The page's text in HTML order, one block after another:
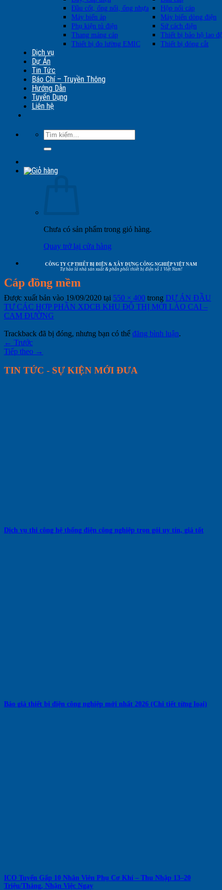
Đầu cốt, ống nối, ống nhựa
Hộp nối cáp
Máy biến áp
Máy biến dòng điện
Phụ kiện tủ điện
Sứ cách điện
Thang máng cáp
Thiết bị bảo hộ lao
Thiết bị đo lường EMIC
Thiết bị đóng cắt
Dịch vụ
Dự Án
Tin Tức
Báo Chí – Truyền Thông
Hướng Dẫn
Tuyển Dụng
Liên hệ
Tìm
kiếm:
Chưa có sản phẩm trong giỏ hàng.
Quay trở lại cửa hàng
CÔNG TY CP THIẾT BỊ ĐIỆN & XÂY DỰNG CÔNG NGHIỆP VIỆT NAM
Tự hào là nhà sản xuất & phân phối thiết bị điện số 1 Việt Nam!
Cáp đồng mềm
Được xuất bản vào 19/09/2020 tại 550 × 400 trong DỰ ÁN ĐẦU
TƯ CÁC HỢP PHẦN XDCB KHU ĐÔ THỊ MỚI LÀO CAI –
CAM ĐƯỜNG
Trackback đã bị đóng, nhưng bạn có thể đăng bình luận.
← Trước
Tiếp theo →
TIN TỨC - SỰ KIỆN MỚI ĐƯA
Dịch vụ thi công hệ thống điện công nghiệp trọn gói uy tín, giá tốt
Báo giá thiết bị điện công nghiệp mới nhất 2026 (Chi tiết từng loại)
ICO Tuyển Gấp 10 Nhân Viên Phụ Cơ Khí – Thu Nhập 13–20
Triệu/Tháng, Nhận Việc Ngay